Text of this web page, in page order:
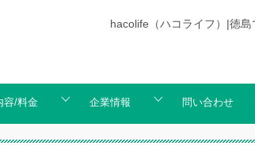
hacolife（ハコライフ）|徳
容/料金 企業情報 問い合わせ